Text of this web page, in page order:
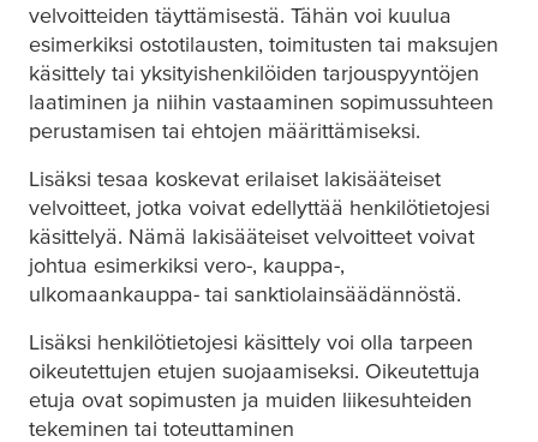
velvoitteiden täyttämisestä. Tähän voi kuulua
esimerkiksi ostotilausten, toimitusten tai maksujen
käsittely tai yksityishenkilöiden tarjouspyyntöjen
laatiminen ja niihin vastaaminen sopimussuhteen
perustamisen tai ehtojen määrittämiseksi.
Lisäksi tesaa koskevat erilaiset lakisääteiset
velvoitteet, jotka voivat edellyttää henkilötietojesi
käsittelyä. Nämä lakisääteiset velvoitteet voivat
johtua esimerkiksi vero-, kauppa-,
ulkomaankauppa- tai sanktiolainsäädännöstä.
Lisäksi henkilötietojesi käsittely voi olla tarpeen
oikeutettujen etujen suojaamiseksi. Oikeutettuja
etuja ovat sopimusten ja muiden liikesuhteiden
tekeminen tai toteuttaminen